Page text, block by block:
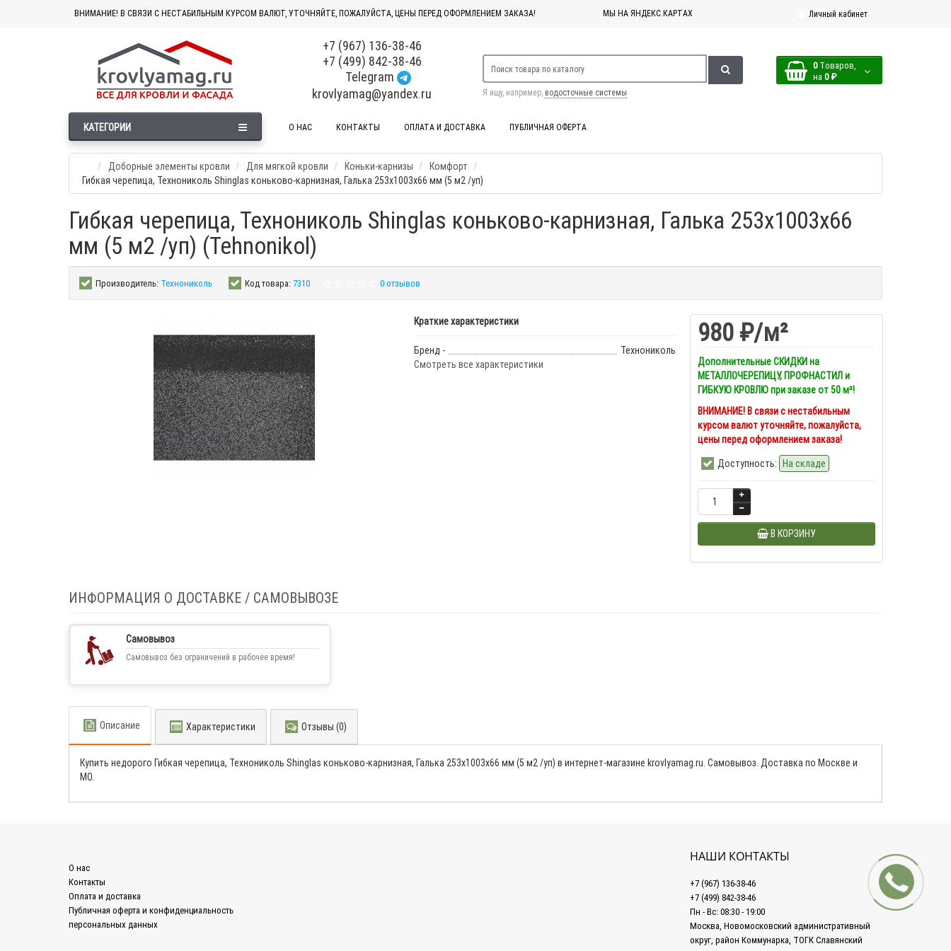
ВНИМАНИЕ! В СВЯЗИ С НЕСТАБИЛЬНЫМ КУРСОМ ВАЛЮТ, УТОЧНЯЙТЕ, ПОЖАЛУЙСТА, ЦЕНЫ ПЕРЕД ОФОРМЛЕНИЕМ ЗАКАЗА! МЫ НА ЯНДЕКС.КАРТАХ Личный кабинет
+7 (967) 136-38-46
+7 (499) 842-38-46
Telegram
krovlyamag@yandex.ru
0 Tоваров,
на 0 ₽
Я ищу, например, водосточные системы
КАТЕГОРИИ О НАС КОНТАКТЫ ОПЛАТА И ДОСТАВКА ПУБЛИЧНАЯ ОФЕРТА
Доборные элементы кровли Для мягкой кровли Коньки-карнизы
Комфорт
Гибкая черепица, Технониколь Shinglas коньково-карнизная, Галька 253x1003x66 мм (5 м2 /уп)
Гибкая черепица, Технониколь Shinglas коньково-карнизная, Галька 253x1003x66
мм (5 м2 /уп) (Tehnonikol)
Производитель: Технониколь Код товара:7310 0 отзывов
Краткие характеристики
Бренд -
Технониколь
Смотреть все характеристики
980 ₽/м²
Дополнительные СКИДКИ на
МЕТАЛЛОЧЕРЕПИЦУ, ПРОФНАСТИЛ и
ГИБКУЮ КРОВЛЮ при заказе от 50 м²!
ВНИМАНИЕ! В связи с нестабильным
курсом валют уточняйте, пожалуйста,
цены перед оформлением заказа!
Доступность: На складе
В КОРЗИНУ
ИНФОРМАЦИЯ О ДОСТАВКЕ / САМОВЫВОЗЕ
Самовывоз
Самовывоз без ограничений в рабочее время!
Описание Характеристики Отзывы (0)
Купить недорого Гибкая черепица, Технониколь Shinglas коньково-карнизная, Галька 253x1003x66 мм (5 м2 /уп) в интернет-магазине krovlyamag.ru. Самовывоз. Доставка по Москве и
МО.
О нас
Контакты
Оплата и доставка
Публичная оферта и конфиденциальность
персональных данных
НАШИ КОНТАКТЫ
+7 (967) 136-38-46
+7 (499) 842-38-46
Пн - Вс: 08:30 - 19:00
Москва, Новомосковский административный
округ, район Коммунарка, ТОГК Славянский